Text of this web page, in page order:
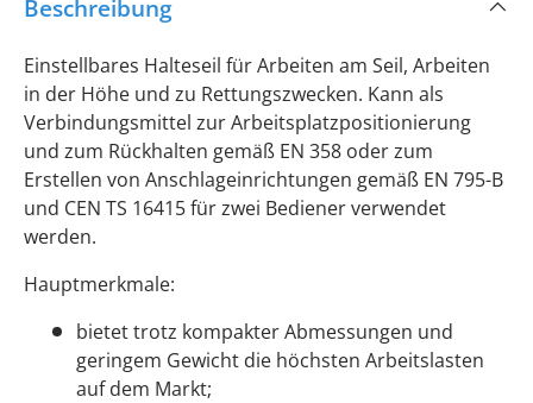
Beschreibung
Einstellbares Halteseil für Arbeiten am Seil, Arbeiten
in der Höhe und zu Rettungszwecken. Kann als
Verbindungsmittel zur Arbeitsplatzpositionierung
und zum Rückhalten gemäß EN 358 oder zum
Erstellen von Anschlageinrichtungen gemäß EN 795-B
und CEN TS 16415 für zwei Bediener verwendet
werden.
Hauptmerkmale:
bietet trotz kompakter Abmessungen und
geringem Gewicht die höchsten Arbeitslasten
auf dem Markt;